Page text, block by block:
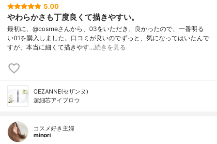
5.00
やわらかさも丁度良くて描きやすい。
最初に、@cosmeさんから、03をいただき、良かったので、一番明る
い01を購入しました。口コミが良いのでずっと、気になってはいたんで
すが、本当に細くて描きやす…続きを見る
CEZANNE(セザンヌ)
超細芯アイブロウ
コスメ好き主婦
minori